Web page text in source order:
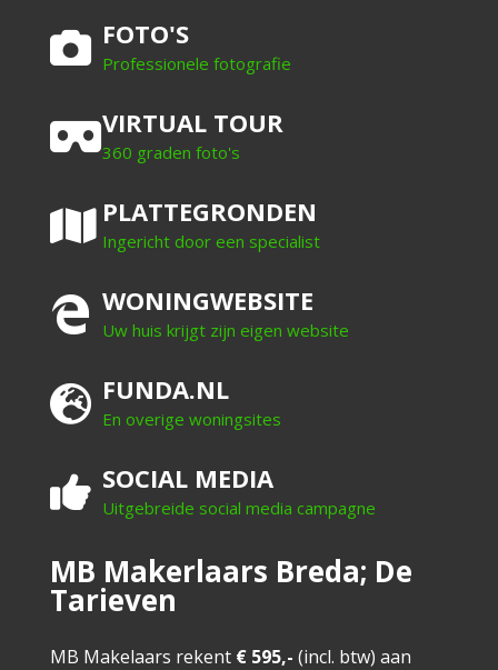
FOTO'S
Professionele fotografie
VIRTUAL TOUR
360 graden foto's
PLATTEGRONDEN
Ingericht door een specialist
WONINGWEBSITE
Uw huis krijgt zijn eigen website
FUNDA.NL
En overige woningsites
SOCIAL MEDIA
Uitgebreide social media campagne
MB Makerlaars Breda; De
Tarieven
MB Makelaars rekent € 595,- (incl. btw) aan